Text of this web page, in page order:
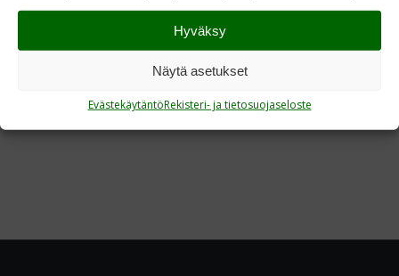
Hyväksy
Näytä asetukset
EvästekäytäntöRekisteri- ja tietosuojaseloste
Share this entry